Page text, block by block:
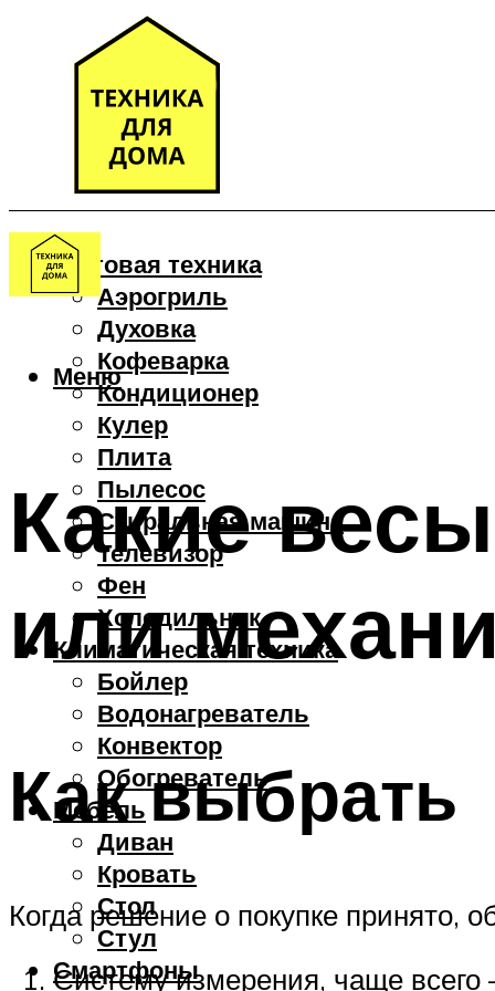
Бытовая техника
Аэрогриль
Духовка
Кофеварка
Кондиционер
Кулер
Плита
Пылесос
Стиральная машина
Телевизор
Фен
Холодильник
Климатическая техника
Бойлер
Водонагреватель
Конвектор
Обогреватель
Мебель
Диван
Кровать
Стол
Стул
Смартфоны
Меню
Какие
или
Как выбрать
Когда решение о покупке принято,
Систему измерения, чаще всего